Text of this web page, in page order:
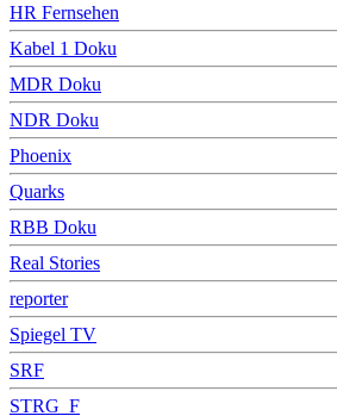
HR Fernsehen
Kabel 1 Doku
MDR Doku
NDR Doku
Phoenix
Quarks
RBB Doku
Real Stories
reporter
Spiegel TV
SRF
STRG_F